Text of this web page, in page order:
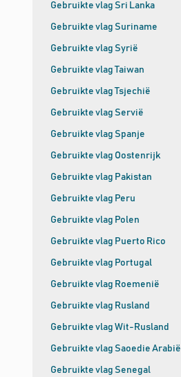
Gebruikte vlag Sri Lanka
Gebruikte vlag Suriname
Gebruikte vlag Syrië
Gebruikte vlag Taiwan
Gebruikte vlag Tsjechië
Gebruikte vlag Servië
Gebruikte vlag Spanje
Gebruikte vlag Oostenrijk
Gebruikte vlag Pakistan
Gebruikte vlag Peru
Gebruikte vlag Polen
Gebruikte vlag Puerto Rico
Gebruikte vlag Portugal
Gebruikte vlag Roemenië
Gebruikte vlag Rusland
Gebruikte vlag Wit-Rusland
Gebruikte vlag Saoedie Arabië
Gebruikte vlag Senegal